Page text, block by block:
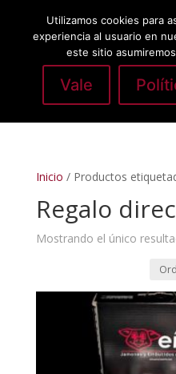
Seleccionar página
Inicio / Productos
Regalo
Mostrando el único
Utilizamos cookies para
experiencia al usuario en
este sitio
Vale